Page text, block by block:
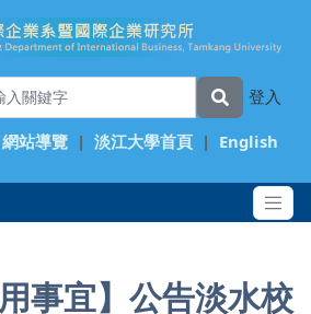
登入
網站導覽 | 淡江大學首頁 | English
用事宜】公告淡水校